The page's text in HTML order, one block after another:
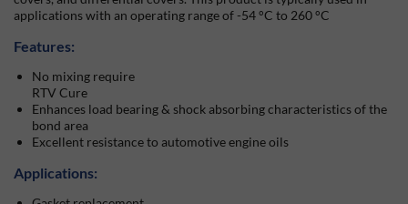
applications with an operating range of -54 °C to 260 °C
Features:
No mixing require
RTV Cure
Enhances load bearing & shock absorbing characteristics of the
bond area
Excellent resistance to automotive engine oils
Applications: